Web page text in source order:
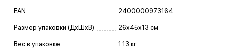
EAN 2400000973164
Размер упаковки (ДxШxВ) 26x45x13 см
Вес в упаковке 1.13 кг